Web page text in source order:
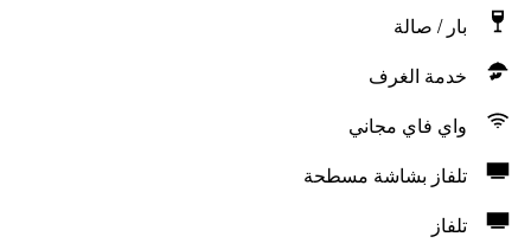
بار / صالة
خدمة الغرف
واي فاي مجاني
تلفاز بشاشة مسطحة
تلفاز